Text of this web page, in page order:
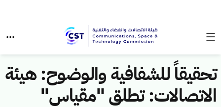
تحقيقاً للشفافية والوضوح: هيئة
الاتصالات: تطلق "مقياس"